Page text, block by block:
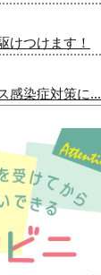
けつけます！
感染症対策に...